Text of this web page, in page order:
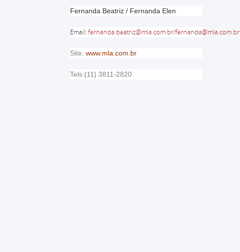
Fernanda Beatriz / Fernanda Elen
Email: fernanda.beatriz@mla.com.br/fernanda@mla.com.br
Site: www.mla.com.br
Tels:(11) 3811-2820